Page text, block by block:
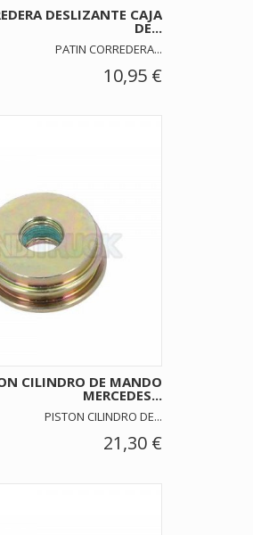
DESLIZANTE CAJA
DE...
PATIN CORREDERA...
10,95 €
CILINDRO DE MANDO
MERCEDES...
PISTON CILINDRO DE...
21,30 €